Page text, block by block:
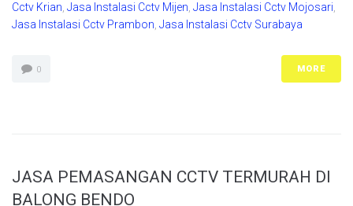
Cctv Krian Jasa Instalasi Cctv Mijen Jasa Instalasi Cctv Mojosari
Jasa Instalasi Cctv Prambon Jasa Instalasi Cctv Surabaya
0 MORE
JASA PEMASANGAN CCTV TERMURAH DI
BALONG BENDO